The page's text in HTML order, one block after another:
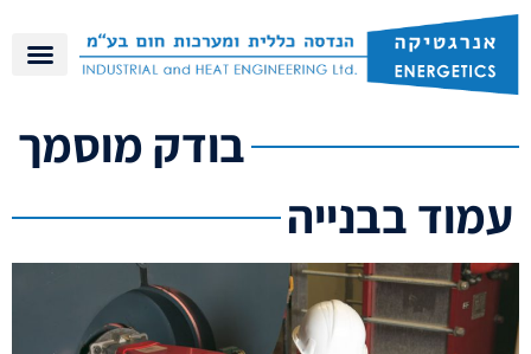
בודק מוסמך
עמוד בבנייה